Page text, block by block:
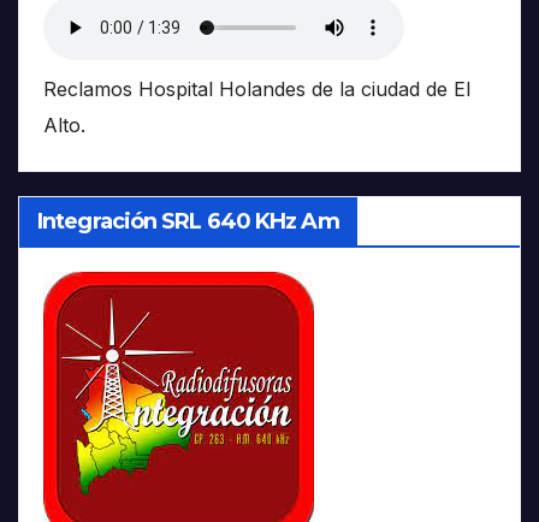
Reclamos Hospital Holandes de la ciudad de El
Alto.
Integración SRL 640 KHz Am